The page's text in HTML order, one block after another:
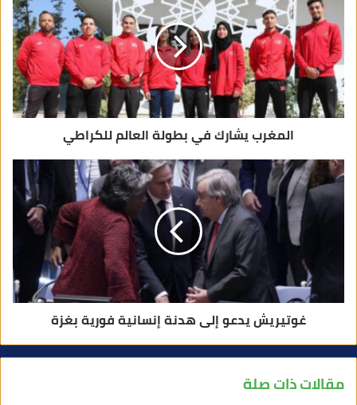
ك
ت
و
ن
ي
المغرب يشارك في بطولة العالم للكراطي
غوتيريش يدعو إلى هدنة إنسانية فورية بغزة
مقالات ذات صلة